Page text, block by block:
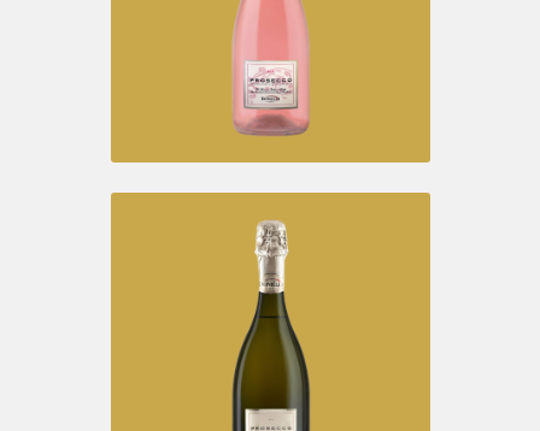
Spumante Magnum Brut